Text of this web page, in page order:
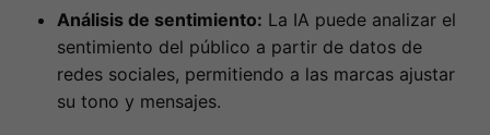
Análisis de sentimiento: La IA puede analizar el
sentimiento del público a partir de datos de
redes sociales, permitiendo a las marcas ajustar
su tono y mensajes.